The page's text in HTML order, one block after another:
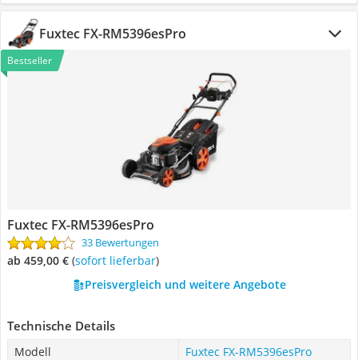
Fuxtec FX-RM5396esPro
Bestseller
Fuxtec FX-RM5396esPro
33 Bewertungen
ab 459,00 € ( Sofort lieferbar)
Preisvergleich und weitere Angebote
Technische Details
Modell
Fuxtec FX-RM5396esPro